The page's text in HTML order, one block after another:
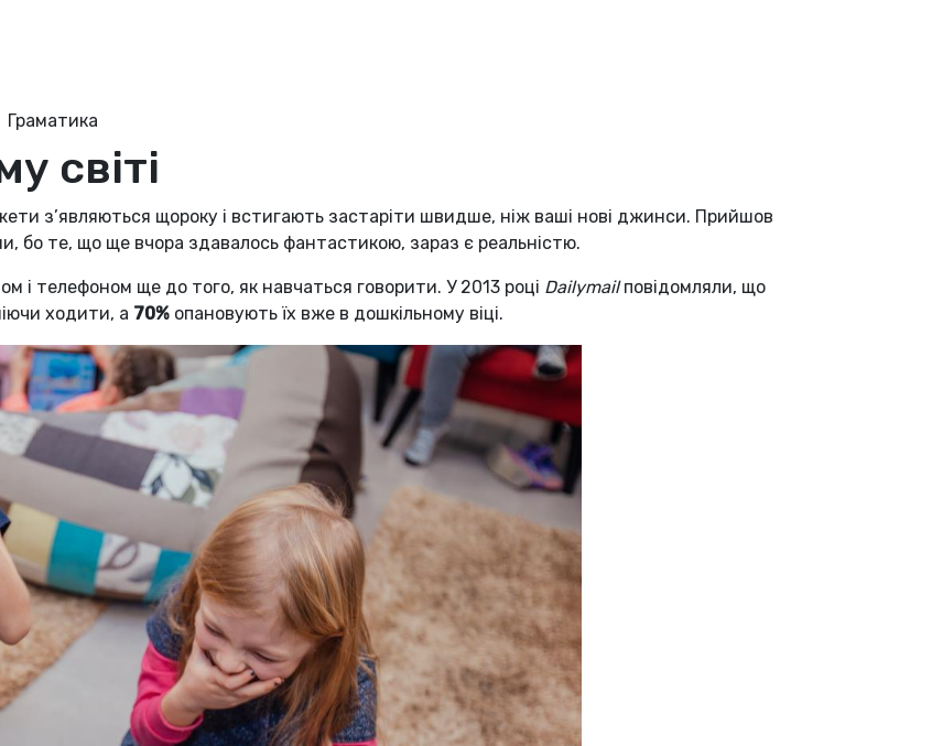
Граматика
світі
з’являються щороку і встигають застаріти швидше, ніж ваші нові джинси. Прийшов
бо те, що ще вчора здавалось фантастикою, зараз є реальністю.
і телефоном ще до того, як навчаться говорити. У 2013 році Dailymailповідомляли, що
ходити, а 70% опановують їх вже в дошкільному віці.